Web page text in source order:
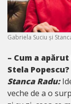
Gabriela Suciu și
– Cum a
Stela Popescu?
Stanca Radu:
veche de a o